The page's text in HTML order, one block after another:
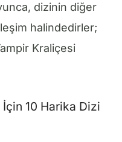
dizinin diğer
halindedirler;
Kraliçesi